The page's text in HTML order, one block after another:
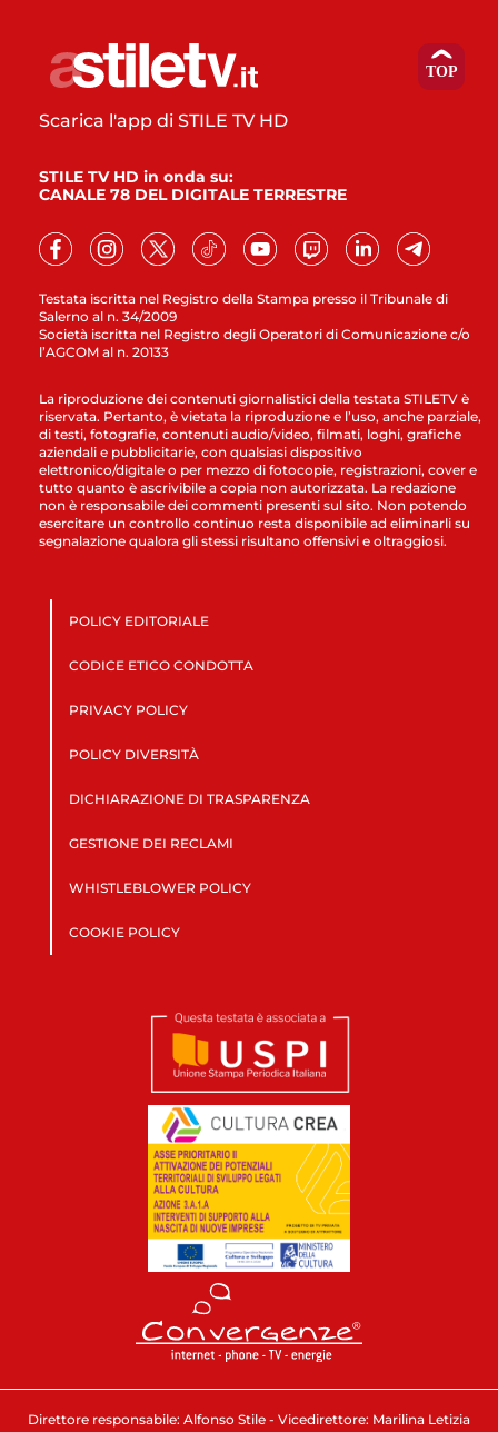
Testata iscritta nel Registro della Stampa presso il Tribunale di
Salerno al n. 34/2009
Società iscritta nel Registro degli Operatori di Comunicazione c/o
l’AGCOM al n. 20133
Scarica l'app di STILE TV HD
STILE TV HD in onda su:
CANALE 78 DEL DIGITALE TERRESTRE
La riproduzione dei contenuti giornalistici della testata STILETV è
riservata. Pertanto, è vietata la riproduzione e l’uso, anche parziale,
di testi, fotografie, contenuti audio/video, filmati, loghi, grafiche
aziendali e pubblicitarie, con qualsiasi dispositivo
elettronico/digitale o per mezzo di fotocopie, registrazioni, cover e
tutto quanto è ascrivibile a copia non autorizzata. La redazione
non è responsabile dei commenti presenti sul sito. Non potendo
esercitare un controllo continuo resta disponibile ad eliminarli su
segnalazione qualora gli stessi risultano offensivi e oltraggiosi.
POLICY EDITORIALE
CODICE ETICO CONDOTTA
PRIVACY POLICY
POLICY DIVERSITÀ
DICHIARAZIONE DI TRASPARENZA
GESTIONE DEI RECLAMI
WHISTLEBLOWER POLICY
COOKIE POLICY
Direttore responsabile: Alfonso Stile - Vicedirettore: Marilina Letizia